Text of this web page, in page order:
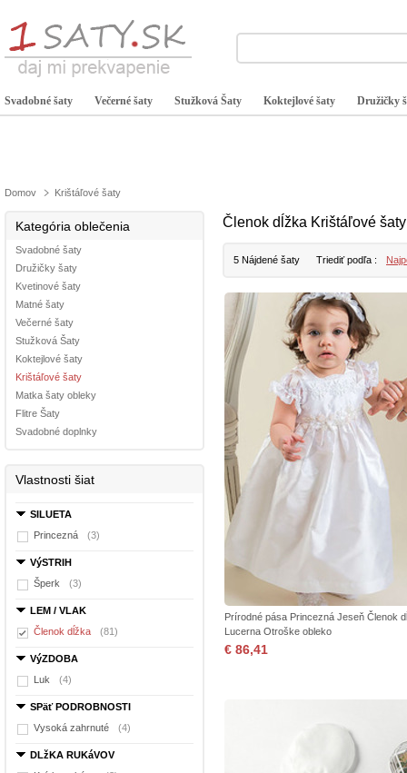
Svadobné šaty Večerné šaty Stužková Šaty Koktejlové šaty Družičky
Domov Krištáľové šaty
Kategória oblečenia
Svadobné šaty
Družičky šaty
Kvetinové šaty
Matné šaty
Večerné šaty
Stužková Šaty
Koktejlové šaty
Krištáľové šaty
Matka šaty obleky
Flitre Šaty
Svadobné doplnky
Vlastnosti šiat
SILUETA
Princezná
(3)
VýSTRIH
Šperk
(3)
LEM / VLAK
Členok dĺžka
(81)
VýZDOBA
Luk
(4)
SPäť PODROBNOSTI
Vysoká zahrnuté
(4)
DLžKA RUKáVOV
Členok dĺžka Krištáľové šaty
5 Nájdené šaty Triediť podľa :
Prírodné pása Princezná Jeseň Členok
Lucerna Otroške obleko
€ 86,41